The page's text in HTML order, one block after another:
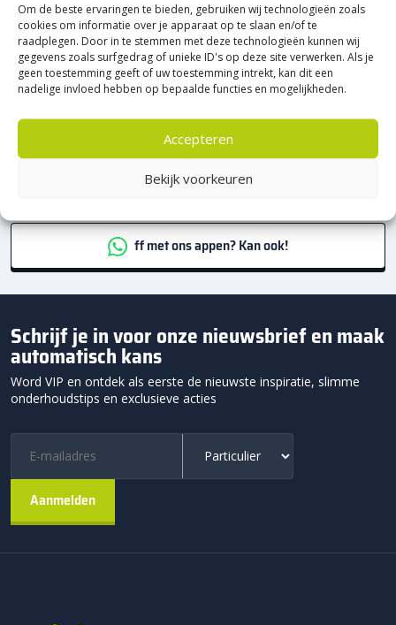
Om de beste ervaringen te bieden, gebruiken wij technologieën zoals
cookies om informatie over je apparaat op te slaan en/of te
raadplegen. Door in te stemmen met deze technologieën kunnen wij
gegevens zoals surfgedrag of unieke ID's op deze site verwerken. Als je
geen toestemming geeft of uw toestemming intrekt, kan dit een
nadelige invloed hebben op bepaalde functies en mogelijkheden.
Accepteren
Bekijk voorkeuren
We staan je graag te
woord!
Persoonlijk
specialistisch advies
0578-691910
ff met ons appen? Kan ook!
Schrijf je in voor onze nieuwsbrief en maak
automatisch kans
Word VIP en ontdek als eerste de nieuwste inspiratie, slimme
onderhoudstips en exclusieve acties